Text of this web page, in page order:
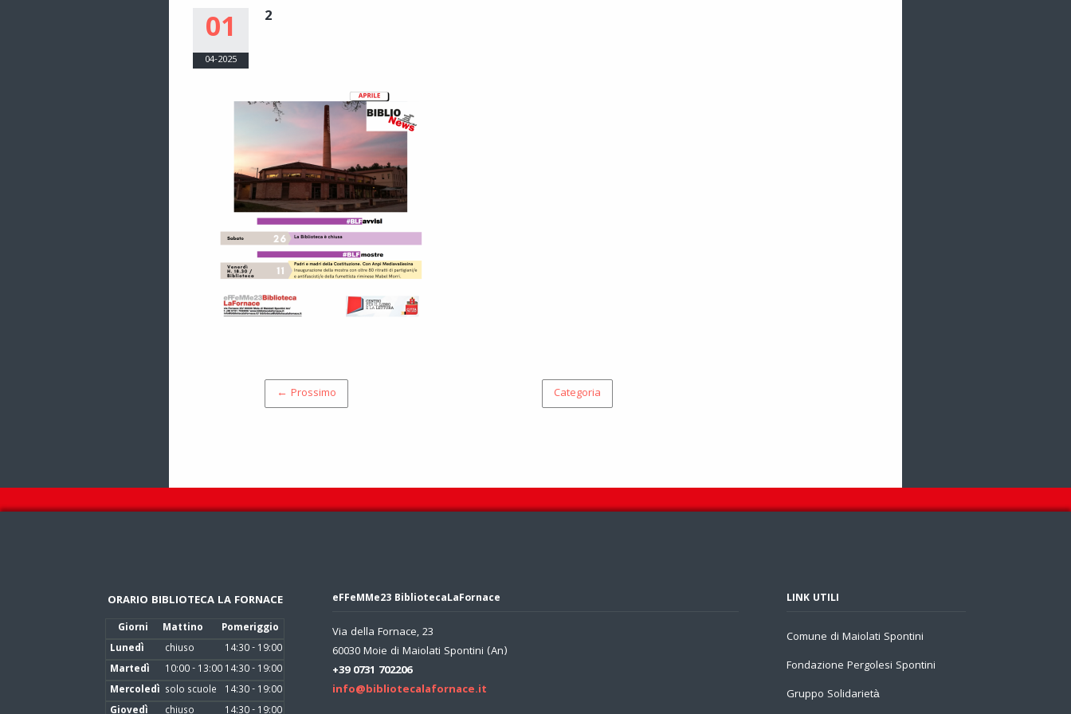
01
04-2025
2
← Prossimo Categoria
ORARIO BIBLIOTECA LA FORNACE
Giorni Mattino
Pomeriggio
Lunedì
chiuso
14:30 - 19:00
Martedì
10:00 - 13:0014:30 - 19:00
Mercoledì solo scuole 14:30 - 19:00
eFFeMMe23 BibliotecaLaFornace
Via della Fornace, 23
60030 Moie di Maiolati Spontini (An)
+39 0731 702206
info@bibliotecalafornace.it
LINK UTILI
Comune di Maiolati Spontini
Fondazione Pergolesi Spontini
Gruppo Solidarietà